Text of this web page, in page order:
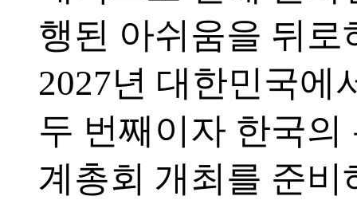
행된 아쉬움을 뒤로
2027년 대한민국에
두 번째이자 한국의
계총회 개최를 준비